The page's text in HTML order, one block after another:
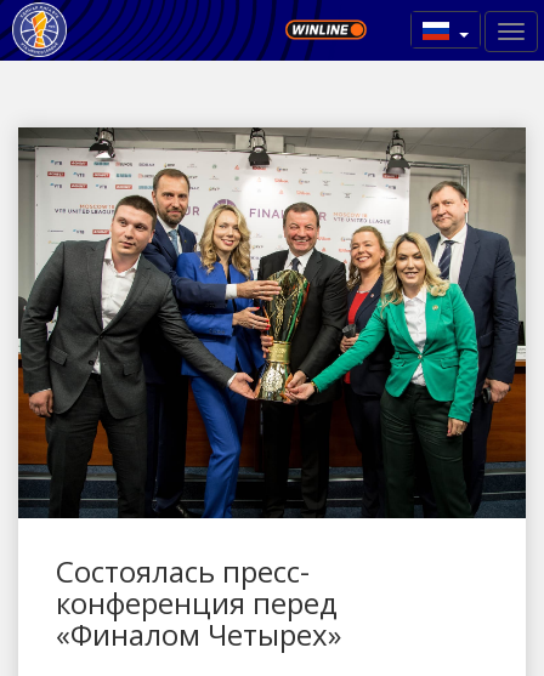
Состоялась пресс-
конференция перед
«Финалом Четырех»